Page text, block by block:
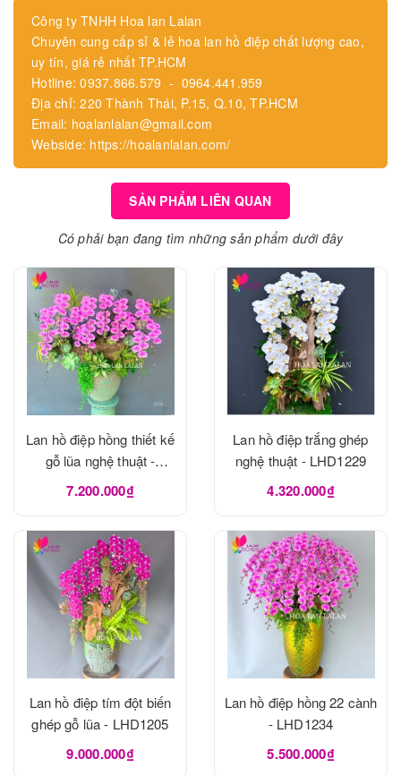
Công ty TNHH Hoa lan Lalan
Chuyên cung cấp sỉ & lẻ hoa lan hồ điệp chất lượng cao,
uy tín, giá rẻ nhất TP.HCM
Hotline: 0937.866.579 - 0964.441.959
Địa chỉ: 220 Thành Thái, P.15, Q.10, TP.HCM
Email: hoalanlalan@gmail.com
Webside: https://hoalanlalan.com/
SẢN PHẨM LIÊN QUAN
Có phải bạn đang tìm những sản phẩm dưới đây
Lan hồ điệp hồng thiết kế
gỗ lũa nghệ thuật -
LHD1273
7.200.000₫
Lan hồ điệp trắng ghép
nghệ thuật - LHD1229
4.320.000₫
Lan hồ điệp tím đột biến
ghép gỗ lũa - LHD1205
9.000.000₫
Lan hồ điệp hồng 22 cành
- LHD1234
5.500.000₫